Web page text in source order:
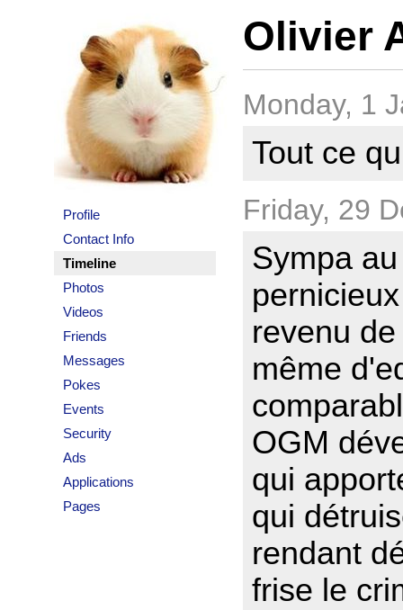
Profile
Contact Info
Timeline
Photos
Videos
Friends
Messages
Pokes
Events
Security
Ads
Applications
Pages
Olivier
Monday, 1
Tout ce
Friday, 29
Sympa
revenu
même
OGM
qui
qui
rendant
frise le